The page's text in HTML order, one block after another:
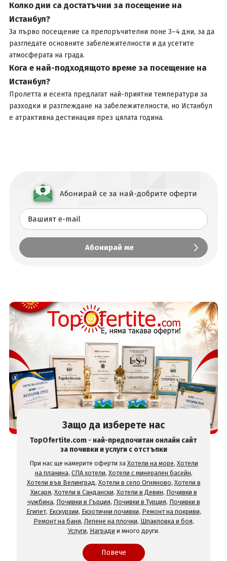
Колко дни са достатъчни за посещение на
Истанбул?
За първо посещение са препоръчителни поне 3–4 дни, за да
разгледате основните забележителности и да усетите
атмосферата на града.
Кога е най-подходящото време за посещение на
Истанбул?
Пролетта и есента предлагат най-приятни температури за
разходки и разглеждане на забележителности, но Истанбул
е атрактивна дестинация през цялата година.
Абонирай се за най-добрите оферти
Защо да изберете нас
TopOfertite.com - най-предпочитан онлайн сайт
за почивки и услуги с отстъпки
При нас ще намерите оферти за Хотели на море, Хотели
на планина, СПА хотели, Хотели с минерален басейн,
Хотели във Велинград, Хотели в село Огняново, Хотели в
Хисаря, Хотели в Сандански, Хотели в Девин, Почивки в
чужбина, Почивки в Гърция, Почивки в Турция, Почивки в
Египет, Екскурзии, Екзотични почивки, Ремонт на покриви,
Ремонт на баня, Лепене на плочки, Шпакловка и боя,
Услуги, Награди и много други.
Повече